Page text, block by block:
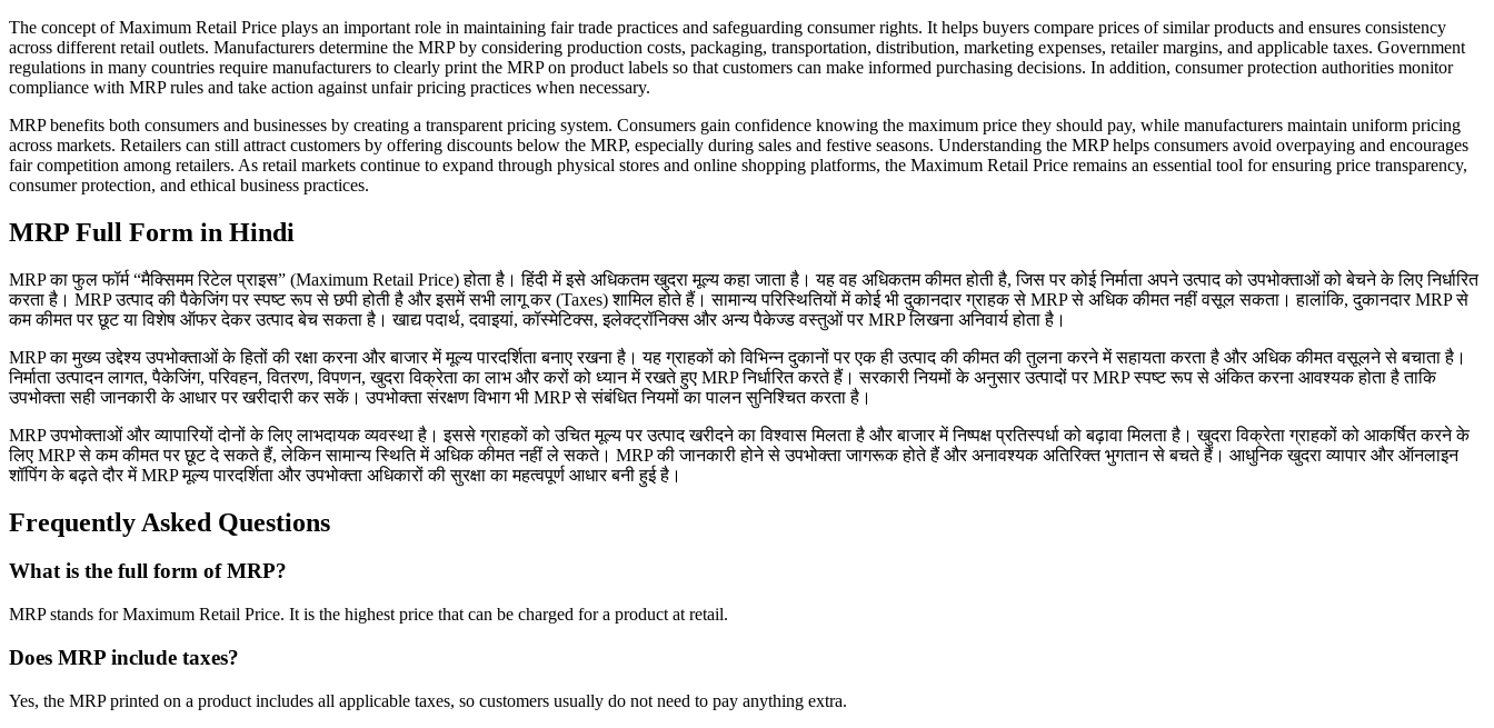
The concept of Maximum Retail Price plays an important role in maintaining fair trade practices and safeguarding consumer rights. It helps buyers compare prices of similar products and ensures consistency
across different retail outlets. Manufacturers determine the MRP by considering production costs, packaging, transportation, distribution, marketing expenses, retailer margins, and applicable taxes. Government
regulations in many countries require manufacturers to clearly print the MRP on product labels so that customers can make informed purchasing decisions. In addition, consumer protection authorities monitor
compliance with MRP rules and take action against unfair pricing practices when necessary.
MRP benefits both consumers and businesses by creating a transparent pricing system. Consumers gain confidence knowing the maximum price they should pay, while manufacturers maintain uniform pricing
across markets. Retailers can still attract customers by offering discounts below the MRP, especially during sales and festive seasons. Understanding the MRP helps consumers avoid overpaying and encourages
fair competition among retailers. As retail markets continue to expand through physical stores and online shopping platforms, the Maximum Retail Price remains an essential tool for ensuring price transparency,
consumer protection, and ethical business practices.
MRP Full Form in Hindi
MRP का फुल फॉर्म “मैक्सिमम रिटेल प्राइस” (Maximum Retail Price) होता है। हिंदी में इसे अधिकतम खुदरा मूल्य कहा जाता है। यह वह अधिकतम कीमत होती है, जिस पर कोई निर्माता अपने उत्पाद को उपभोक्ताओं को बेचने के लिए निर्धारित
करता है। MRP उत्पाद की पैकेजिंग पर स्पष्ट रूप से छपी होती है और इसमें सभी लागू कर (Taxes) शामिल होते हैं। सामान्य परिस्थितियों में कोई भी दुकानदार ग्राहक से MRP से अधिक कीमत नहीं वसूल सकता। हालांकि, दुकानदार MRP से
कम कीमत पर छूट या विशेष ऑफर देकर उत्पाद बेच सकता है। खाद्य पदार्थ, दवाइयां, कॉस्मेटिक्स, इलेक्ट्रॉनिक्स और अन्य पैकेज्ड वस्तुओं पर MRP लिखना अनिवार्य होता है।
MRP का मुख्य उद्देश्य उपभोक्ताओं के हितों की रक्षा करना और बाजार में मूल्य पारदर्शिता बनाए रखना है। यह ग्राहकों को विभिन्न दुकानों पर एक ही उत्पाद की कीमत की तुलना करने में सहायता करता है और अधिक कीमत वसूलने से बचाता है।
निर्माता उत्पादन लागत, पैकेजिंग, परिवहन, वितरण, विपणन, खुदरा विक्रेता का लाभ और करों को ध्यान में रखते हुए MRP निर्धारित करते हैं। सरकारी नियमों के अनुसार उत्पादों पर MRP स्पष्ट रूप से अंकित करना आवश्यक होता है ताकि
उपभोक्ता सही जानकारी के आधार पर खरीदारी कर सकें। उपभोक्ता संरक्षण विभाग भी MRP से संबंधित नियमों का पालन सुनिश्चित करता है।
MRP उपभोक्ताओं और व्यापारियों दोनों के लिए लाभदायक व्यवस्था है। इससे ग्राहकों को उचित मूल्य पर उत्पाद खरीदने का विश्वास मिलता है और बाजार में निष्पक्ष प्रतिस्पर्धा को बढ़ावा मिलता है। खुदरा विक्रेता ग्राहकों को आकर्षित करने के
लिए MRP से कम कीमत पर छूट दे सकते हैं, लेकिन सामान्य स्थिति में अधिक कीमत नहीं ले सकते। MRP की जानकारी होने से उपभोक्ता जागरूक होते हैं और अनावश्यक अतिरिक्त भुगतान से बचते हैं। आधुनिक खुदरा व्यापार और ऑनलाइन
शॉपिंग के बढ़ते दौर में MRP मूल्य पारदर्शिता और उपभोक्ता अधिकारों की सुरक्षा का महत्वपूर्ण आधार बनी हुई है।
Frequently Asked Questions
What is the full form of MRP?
MRP stands for Maximum Retail Price. It is the highest price that can be charged for a product at retail.
Does MRP include taxes?
Yes, the MRP printed on a product includes all applicable taxes, so customers usually do not need to pay anything extra.